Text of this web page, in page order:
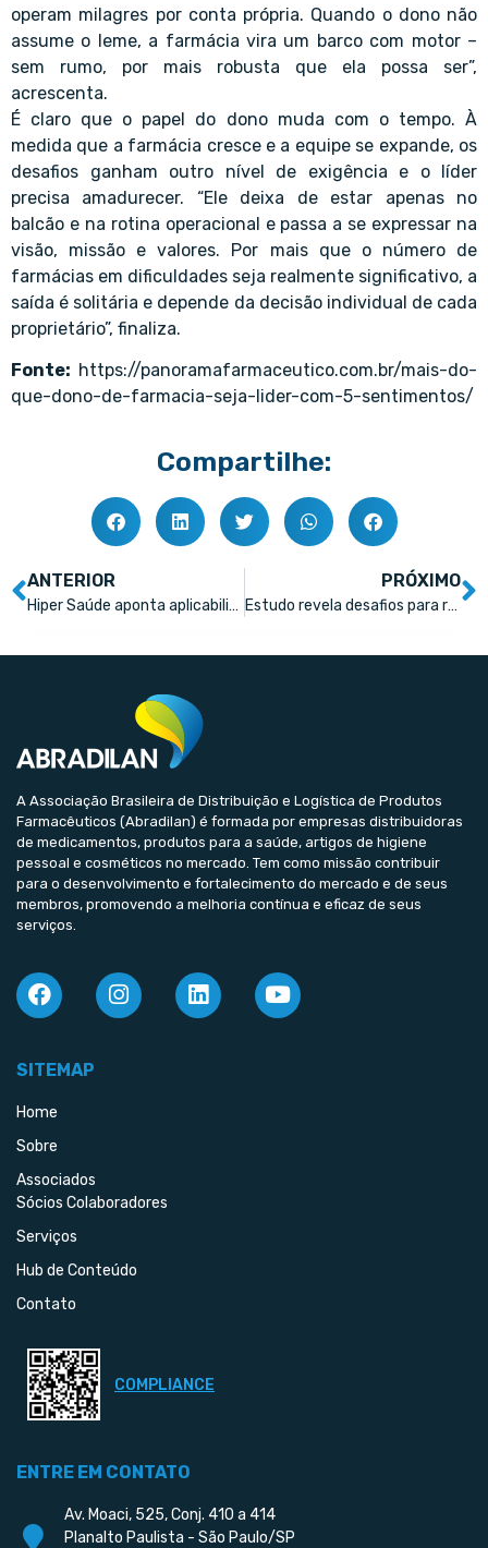
operam milagres por conta própria. Quando o dono não
assume o leme, a farmácia vira um barco com motor –
sem rumo, por mais robusta que ela possa ser”,
acrescenta.
É claro que o papel do dono muda com o tempo. À
medida que a farmácia cresce e a equipe se expande, os
desafios ganham outro nível de exigência e o líder
precisa amadurecer. “Ele deixa de estar apenas no
balcão e na rotina operacional e passa a se expressar na
visão, missão e valores. Por mais que o número de
farmácias em dificuldades seja realmente significativo, a
saída é solitária e depende da decisão individual de cada
proprietário”, finaliza.
Fonte: https://panoramafarmaceutico.com.br/mais-do-
que-dono-de-farmacia-seja-lider-com-5-sentimentos/
Compartilhe:
ANTERIOR
Hiper Saúde aponta aplicabilidades de IA para farmácias
PRÓXIMO
Estudo revela desafios para reputação da indústria farmacêutica
A Associação Brasileira de Distribuição e Logística de Produtos
Farmacêuticos (Abradilan) é formada por empresas distribuidoras
de medicamentos, produtos para a saúde, artigos de higiene
pessoal e cosméticos no mercado. Tem como missão contribuir
para o desenvolvimento e fortalecimento do mercado e de seus
membros, promovendo a melhoria contínua e eficaz de seus
serviços.
SITEMAP
Home
Sobre
Associados
Sócios Colaboradores
Serviços
Hub de Conteúdo
Contato
COMPLIANCE
ENTRE EM CONTATO
Av. Moaci, 525, Conj. 410 a 414
Planalto Paulista - São Paulo/SP